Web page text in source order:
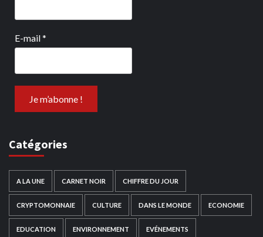
E-mail*
Catégories
A LA UNE CARNET NOIR CHIFFRE DU JOUR
CRYPTOMONNAIE CULTURE DANS LE MONDE ECONOMIE
EDUCATION ENVIRONNEMENT EVÉNEMENTS